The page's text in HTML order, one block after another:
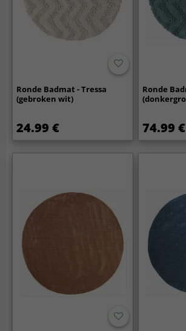
Ronde Badmat - Tressa
(gebroken wit)
24.99 €
Ronde
74.99 €